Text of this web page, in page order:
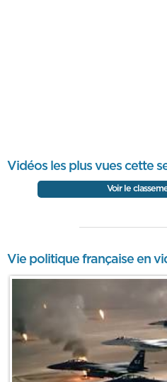
Vidéos les plus vues cette
Voir le
Vie politique française en